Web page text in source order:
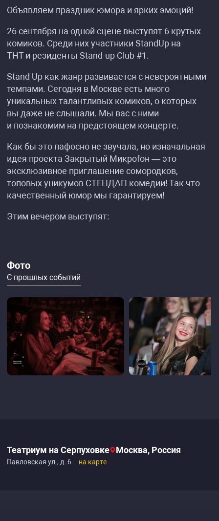
Объявляем праздник юмора и ярких эмоций!
26 сентября на одной сцене выступят 6 крутых
комиков. Среди них участники StandUp на
ТНТ и резиденты Stand-up Сlub #1.
Stand Up как жанр развивается с невероятными
темпами. Сегодня в Москве есть много
уникальных талантливых комиков, о которых
вы даже не слышали. Мы вас с ними
и познакомим на предстоящем концерте.
Как бы это пафосно не звучала, но изначальная
идея проекта Закрытый Микроfон — это
эксклюзивное приглашение сомородков,
топовых уникумов СТЕНДАП комедии! Так что
качественный юмор мы гарантируем!
Этим вечером выступят:
Фото
С прошлых событий
Театриум на Серпуховке Москва, Россия
Павловская ул., д. 6 на карте